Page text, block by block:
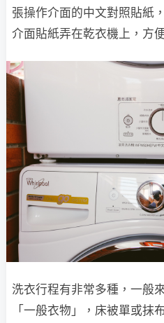
張操作介面的中文對照貼紙
介面貼紙弄在乾衣機上，方
洗衣行程有非常多種，一般
「一般衣物」，床被單或抹